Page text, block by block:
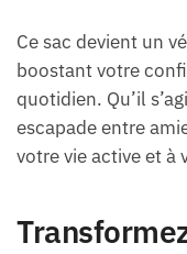
Ce sac devient un
boostant votre
quotidien. Qu’il
escapade entre
votre vie active et à